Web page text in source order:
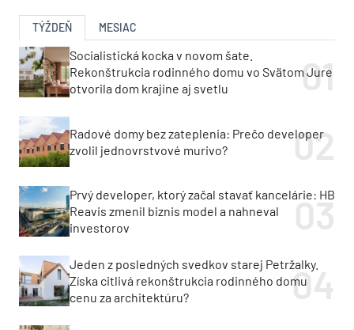
TÝŽDEŇ MESIAC
Socialistická kocka v novom šate.
Rekonštrukcia rodinného domu vo Svätom Jure
otvorila dom krajine aj svetlu
Radové domy bez zateplenia: Prečo developer
zvolil jednovrstvové murivo?
Prvý developer, ktorý začal stavať kancelárie: HB
Reavis zmenil biznis model a nahneval
investorov
Jeden z posledných svedkov starej Petržalky.
Získa citlivá rekonštrukcia rodinného domu
cenu za architektúru?